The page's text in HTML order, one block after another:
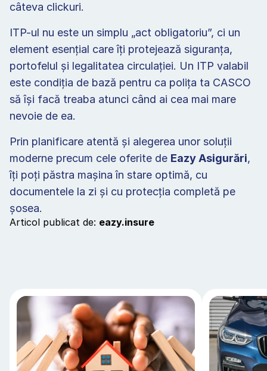
câteva clickuri.
ITP-ul nu este un simplu „act obligatoriu”, ci un
element esențial care îți protejează siguranța,
portofelul și legalitatea circulației. Un ITP valabil
este condiția de bază pentru ca polița ta CASCO
să își facă treaba atunci când ai cea mai mare
nevoie de ea.
Prin planificare atentă și alegerea unor soluții
moderne precum cele oferite de Eazy Asigurări,
îți poți păstra mașina în stare optimă, cu
documentele la zi și cu protecția completă pe
șosea.
Articol publicat de: eazy.insure